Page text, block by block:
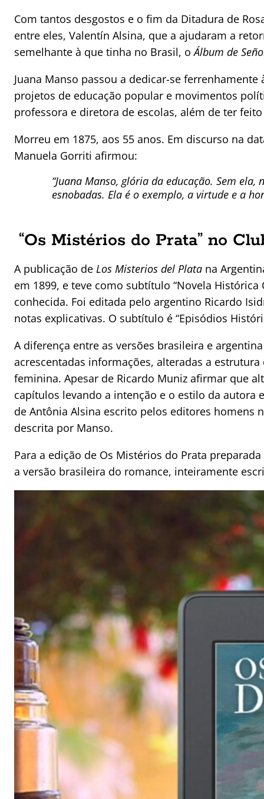
Com tantos desgostos e o fim da Ditadura de
entre eles, Valentín Alsina, que a ajudaram a
semelhante à que tinha no Brasil, oÁlbum de
Juana Manso passou a dedicar-se
projetos de educação popular e movimentos
professora e diretora de escolas, além de ter
Morreu em 1875, aos 55 anos. Em discurso na
Manuela Gorriti afirmou:
“Juana Manso, glória da educação. Sem
esnobadas. Ela é o exemplo, a virtude e a
“Os Mistérios do Prata” no
A publicação de Los Misterios del Plata na
em 1899, e teve como subtítulo “Novela
conhecida. Foi editada pelo argentino Ricardo
notas explicativas. O subtítulo é “Episódios
A diferença entre as versões brasileira e
acrescentadas informações, alteradas a
feminina. Apesar de Ricardo Muniz afirmar que
capítulos levando a intenção e o estilo da
de Antônia Alsina escrito pelos editores homens
descrita por Manso.
Para a edição de Os Mistérios do Prata
a versão brasileira do romance, inteiramente